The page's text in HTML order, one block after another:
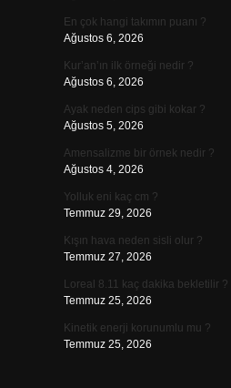
En çok hangi takımın puanı ?
Ağustos 6, 2026
Kur’an’ın ilk örneği nedir ?
Ağustos 6, 2026
Ayak neden cips gibi kokar ?
Ağustos 5, 2026
Amensalizme bir örnek nedir ?
Ağustos 4, 2026
Yolluk eni kaç cm ?
Temmuz 29, 2026
Kışın hava neden sisli olur ?
Temmuz 27, 2026
Loreal 8.11 kaç dakika bekletilir ?
Temmuz 25, 2026
Kinetik enerji korunumlu mu ?
Temmuz 25, 2026